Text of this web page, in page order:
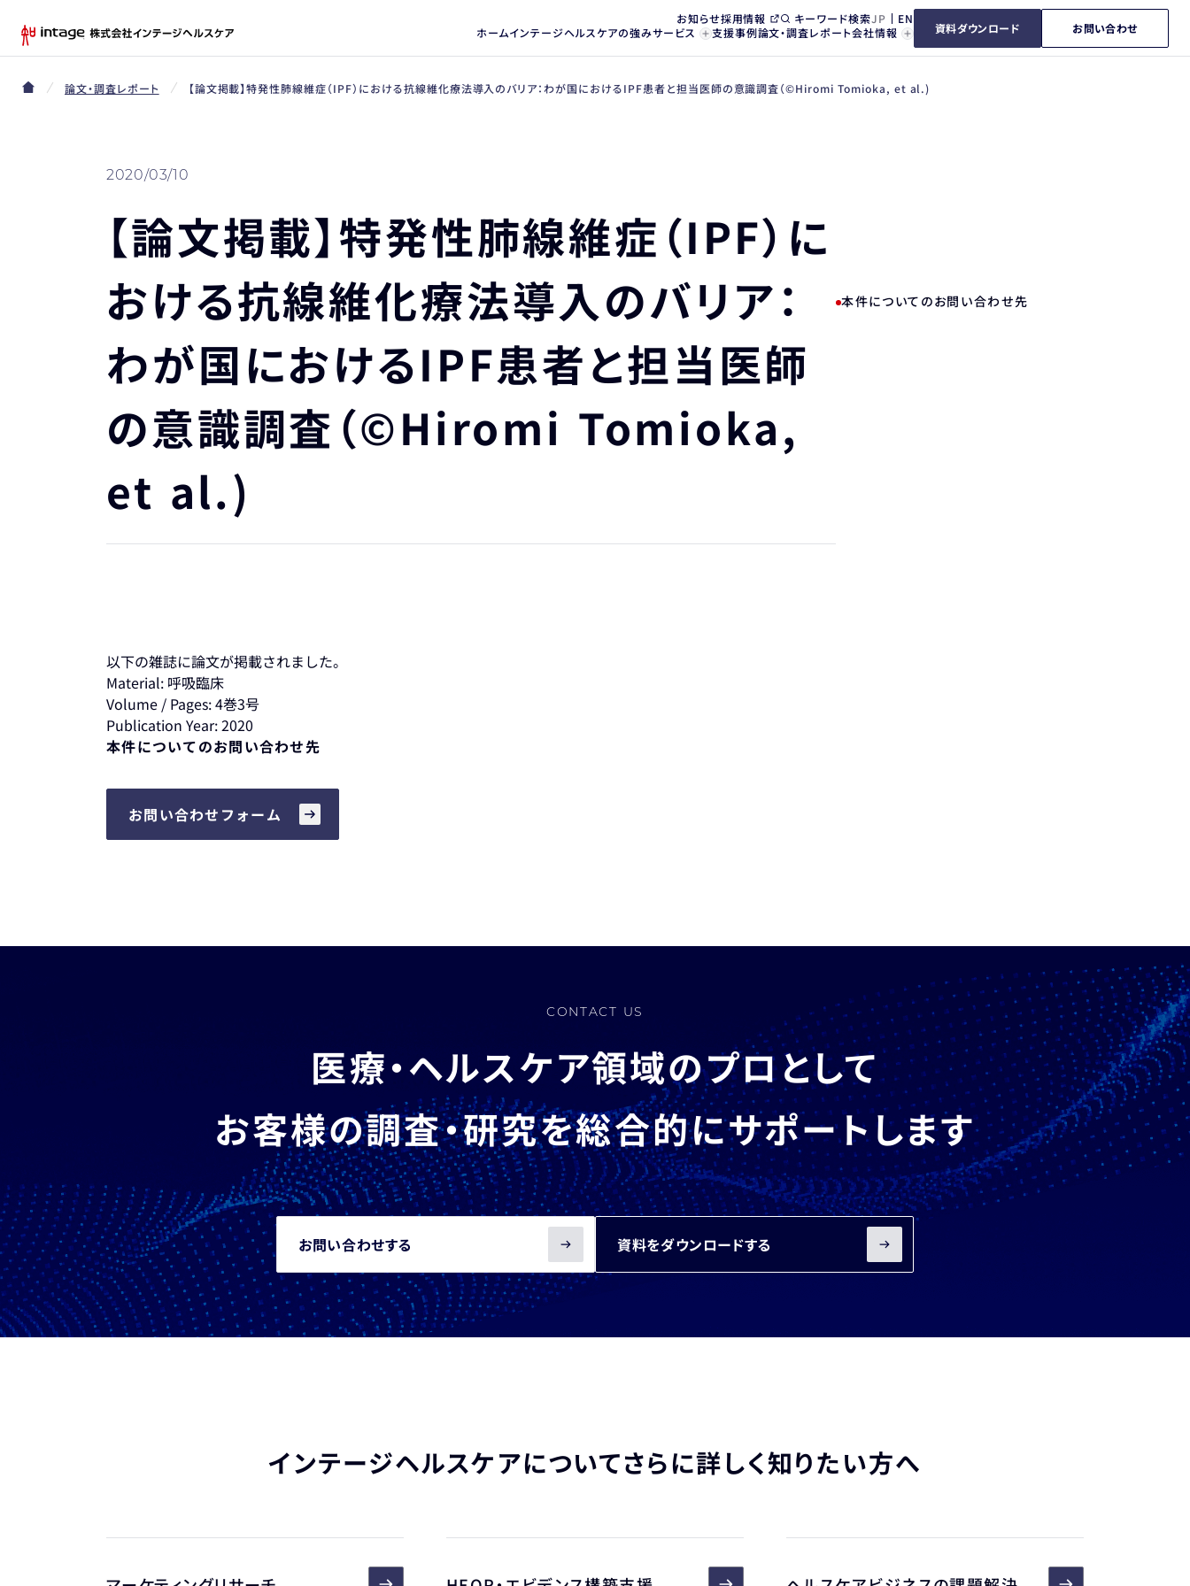
お知らせ採用情報
キーワード検索
ホームインテージヘルスケアの強みサービス 支援事例論文・調査レポート会社情報 資料ダウンロード お問い合わせ
論文・調査レポート 【論文掲載】特発性肺線維症（IPF）における抗線維化療法導入のバリア：わが国におけるIPF患者と担当医師の意識調査（©Hiromi Tomioka, et al.)
2020/03/10
【論文掲載】特発性肺線維症（IPF）に
おける抗線維化療法導入のバリア：
わが国におけるIPF患者と担当医師
の意識調査（©Hiromi Tomioka,
et al.)
以下の雑誌に論文が掲載されました。
Material: 呼吸臨床
Volume / Pages: 4巻3号
Publication Year: 2020
本件についてのお問い合わせ先
お問い合わせフォーム
本件についてのお問い合わせ先
CONTACT US
医療・ヘルスケア領域のプロとして
お客様の調査・研究を総合的にサポートします
お問い合わせする 資料をダウンロードする
インテージヘルスケアについてさらに詳しく知りたい方へ